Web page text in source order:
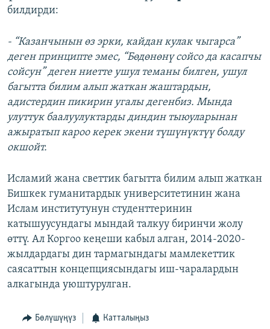
билдирди:
- “Казанчынын өз эрки, кайдан кулак чыгарса”
деген принципте эмес, “Бөдөнөнү сойсо да касапчы
сойсун” деген ниетте ушул теманы билген, ушул
багытта билим алып жаткан жаштардын,
адистердин пикирин угалы дегенбиз. Мында
улуттук баалуулуктарды диндин тыюуларынан
ажыратып кароо керек экени түшүнүктүү болду
окшойт.
Исламий жана светтик багытта билим алып жаткан
Бишкек гуманитардык университетинин жана
Ислам институтунун студенттеринин
катышуусундагы мындай талкуу биринчи жолу
өттү. Ал Коргоо кеңеши кабыл алган, 2014-2020-
жылдардагы дин тармагындагы мамлекеттик
саясаттын концепциясындагы иш-чаралардын
алкагында уюштурулган.
Бөлүшүңүз Катталыңыз